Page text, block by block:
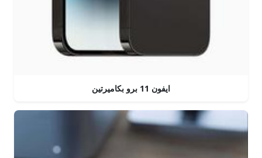
ايفون 11 برو بكاميرتين